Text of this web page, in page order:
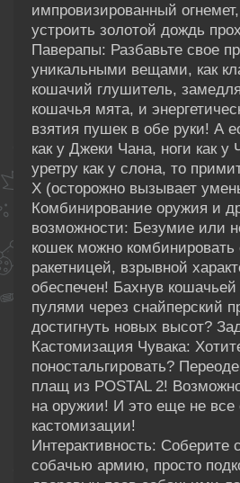
импровизированный
устроить золотой дождь
Паверапы: Разбавьте свое
уникальными вещами, как
кошачий глушитель,
кошачья мята, и
взятия пушек в обе руки! А
как у Джеки Чана, ноги как у
уретру как у слона, то
X (осторожно вызывает
Комбинирование оружия и
возможности: Безумие или
кошек можно комбинировать
ракетницей, взрывной
обеспечен! Бахнув
пулями через снайперский
достигнуть новых высот?
Кастомизация Чувака:
поностальгировать?
плащ из POSTAL 2!
на оружии! И это еще не все
кастомизации!
Интерактивность: Соберите
собачью армию, просто